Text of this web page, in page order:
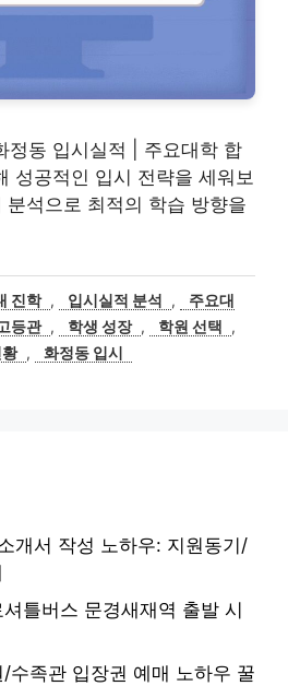
정동 입시실적 | 주요대학 합
성공적인 입시 전략을 세워보
석으로 최적의 학습 방향을
진학 , 입시실적 분석 ,
주요대
등관 , 학생 성장 , 학원 선택
,
, 화정동 입시
개서 작성 노하우: 지원동기/
틀버스 문경새재역 출발 시
수족관 입장권 예매 노하우 꿀